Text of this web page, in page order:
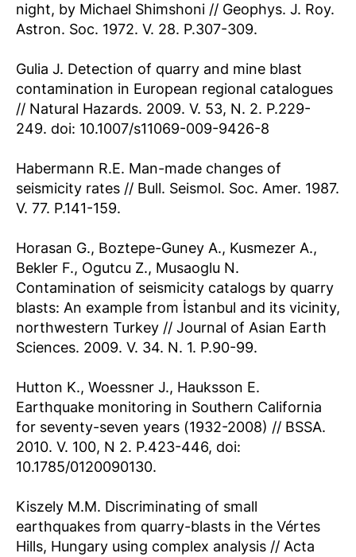
night, by Michael Shimshoni // Geophys. J. Roy.
Astron. Soc. 1972. V. 28. P.307-309.
Gulia J. Detection of quarry and mine blast
contamination in European regional catalogues
// Natural Hazards. 2009. V. 53, N. 2. P.229-
249. doi: 10.1007/s11069-009-9426-8
Habermann R.E. Man-made changes of
seismicity rates // Bull. Seismol. Soc. Amer. 1987.
V. 77. P.141-159.
Horasan G., Boztepe-Guney A., Kusmezer A.,
Bekler F., Ogutcu Z., Musaoglu N.
Contamination of seismicity catalogs by quarry
blasts: An example from İstanbul and its vicinity,
northwestern Turkey // Journal of Asian Earth
Sciences. 2009. V. 34. N. 1. P.90-99.
Hutton K., Woessner J., Hauksson E.
Earthquake monitoring in Southern California
for seventy-seven years (1932-2008) // BSSA.
2010. V. 100, N 2. P.423-446, doi:
10.1785/0120090130.
Kiszely M.M. Discriminating of small
earthquakes from quarry-blasts in the Vértes
Hills, Hungary using complex analysis // Acta